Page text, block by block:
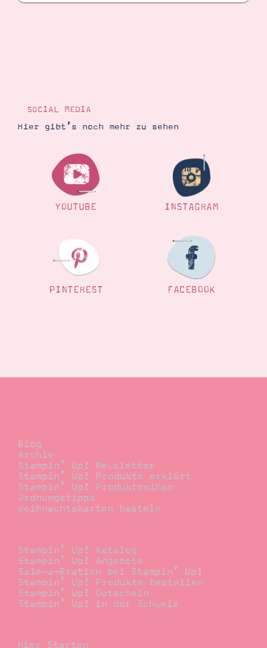
SOCIAL MEDIA
Hier gibt’s noch mehr zu sehen
YOUTUBE INSTAGRAM
PINTEREST FACEBOOK
Blog
Archiv
Stampin’ Up! Newsletter
Stampin’ Up! Produkte erklärt
Stampin’ Up! Produktreihen
Ordnungstipps
Weihnachtskarten basteln
Stampin’ Up! Katalog
Stampin’ Up! Angebote
Sale-a-Bration bei Stampin’ Up!
Stampin’ Up! Produkte bestellen
Stampin’ Up! Gutschein
Stampin’ Up! in der Schweiz
Hier Starten